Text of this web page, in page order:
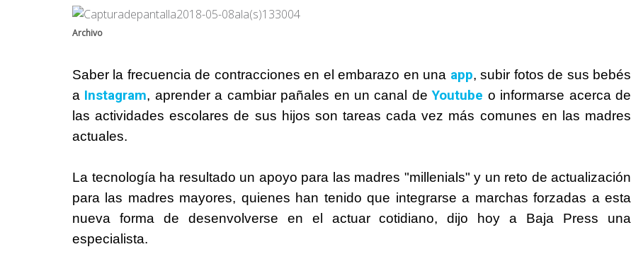
Archivo
Saber la frecuencia de contracciones en el embarazo en una app, subir fotos de sus bebés
a Instagram, aprender a cambiar pañales en un canal deYoutube o informarse acerca de
las actividades escolares de sus hijos son tareas cada vez más comunes en las madres
actuales.
La tecnología ha resultado un apoyo para las madres "millenials" y un reto de actualización
para las madres mayores, quienes han tenido que integrarse a marchas forzadas a esta
nueva forma de desenvolverse en el actuar cotidiano, dijo hoy a Baja Press una
especialista.